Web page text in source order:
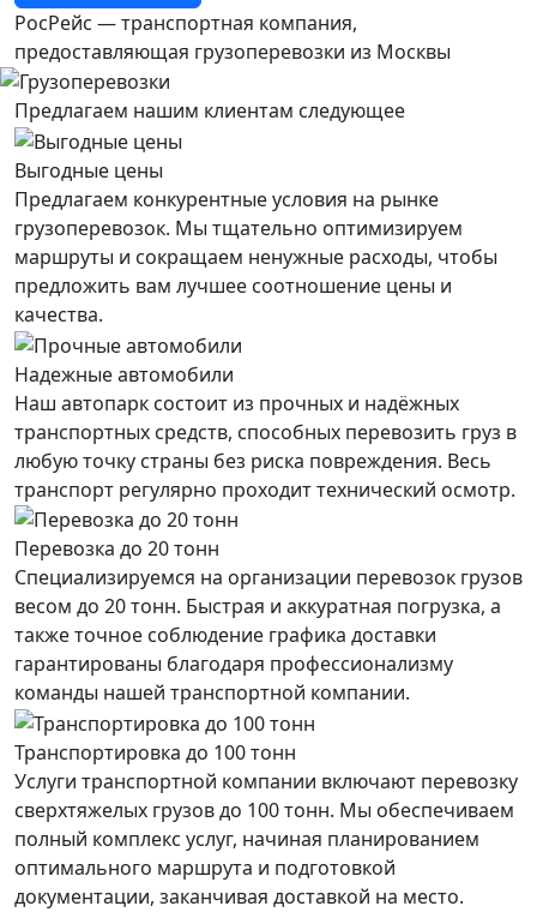
РосРейс — транспортная компания,
предоставляющая грузоперевозки из Москвы
Предлагаем нашим клиентам следующее
Выгодные цены
Предлагаем конкурентные условия на рынке
грузоперевозок. Мы тщательно оптимизируем
маршруты и сокращаем ненужные расходы, чтобы
предложить вам лучшее соотношение цены и
качества.
Надежные автомобили
Наш автопарк состоит из прочных и надёжных
транспортных средств, способных перевозить груз в
любую точку страны без риска повреждения. Весь
транспорт регулярно проходит технический осмотр.
Перевозка до 20 тонн
Специализируемся на организации перевозок грузов
весом до 20 тонн. Быстрая и аккуратная погрузка, а
также точное соблюдение графика доставки
гарантированы благодаря профессионализму
команды нашей транспортной компании.
Транспортировка до 100 тонн
Услуги транспортной компании включают перевозку
сверхтяжелых грузов до 100 тонн. Мы обеспечиваем
полный комплекс услуг, начиная планированием
оптимального маршрута и подготовкой
документации, заканчивая доставкой на место.